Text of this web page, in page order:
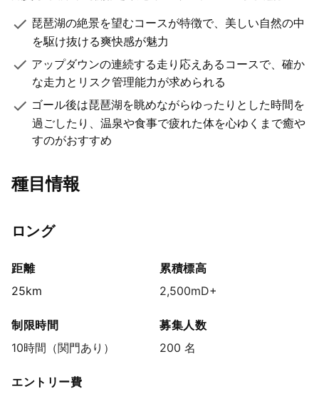
琵琶湖の絶景を望むコースが特徴で、美しい自然の中
を駆け抜ける爽快感が魅力
アップダウンの連続する走り応えあるコースで、確か
な走力とリスク管理能力が求められる
ゴール後は琵琶湖を眺めながらゆったりとした時間を
過ごしたり、温泉や食事で疲れた体を心ゆくまで癒や
すのがおすすめ
種目情報
ロング
距離
25km
累積標高
2,500mD+
制限時間
10時間（関門あり）
募集人数
200 名
エントリー費